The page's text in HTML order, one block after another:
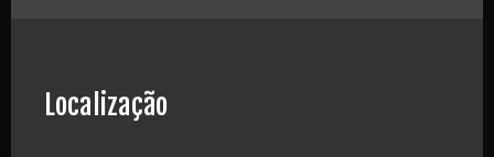
Localização